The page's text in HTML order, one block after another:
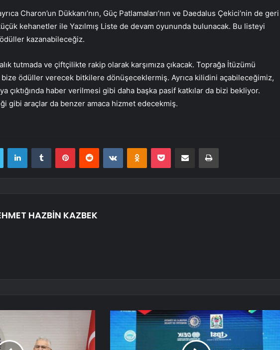
Charon’un Dükkanı’nın, Güç Patlamaları’nın ve Daedalus Çekici’nin de geri
kehanetler ile Yazılmış Liste de devam oyununda bulunacak. Bu listeyi
kazanabileceğiz.
tutmada ve çiftçilikte rakip olarak karşımıza çıkacak. Toprağa İtüzümü
ödüller verecek bitkilere dönüşeceklermiş. Ayrıca kilidini açabileceğimiz,
çıktığında haber verilmesi gibi daha başka pasif katkılar da bizi bekliyor.
gibi araçlar da benzer amaca hizmet edecekmiş.
Twitter LinkedInTumblr PinterestReddit VKontakteOdnoklassniki
Pocket E-Posta ile paylaş Yazdır
HAZBİN KAZBEK